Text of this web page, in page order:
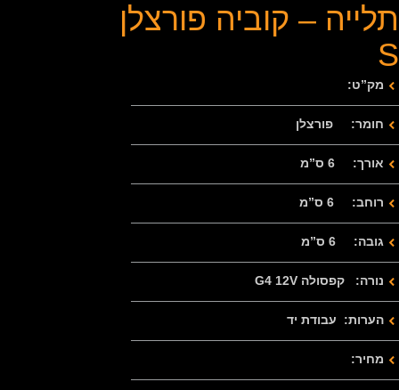
תלייה – קוביה פורצלן
S
מק”ט:
חומר: פורצלן
אורך: 6 ס”מ
רוחב: 6 ס”מ
גובה: 6 ס”מ
נורה: קפסולה G4 12V
הערות: עבודת יד
מחיר: